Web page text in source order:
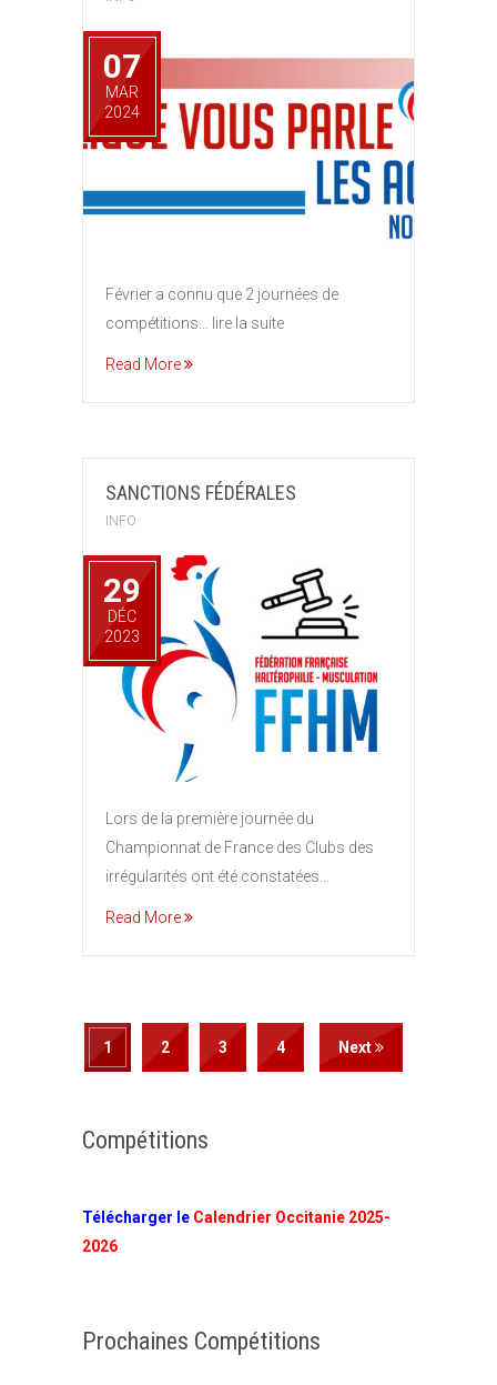
07
MAR
2024
Février a connu que 2 journées de
compétitions… lire la suite
Read More
SANCTIONS FÉDÉRALES
INFO
29
DÉC
2023
Lors de la première journée du
Championnat de France des Clubs des
irrégularités ont été constatées…
Read More
1 2 3 4 Next
Compétitions
Télécharger le Calendrier Occitanie 2025-
2026
Prochaines Compétitions